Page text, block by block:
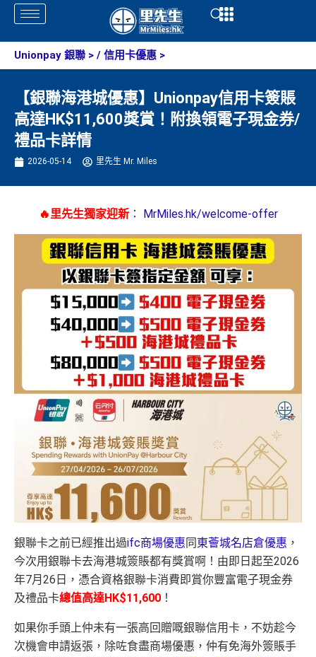
Skip
content
Open
Unionpay 銀聯 > / 信用卡優惠 >
【銀聯海港城優惠】Unionpay信用卡簽賬
高達HK$11,600獎賞！附換領電子現金券/
禮品卡詳情
2026-05-14 里先生 Mr. Miles
🔥里先生獨家迎新： MrMiles.hk/welcome-offer
銀聯卡之前已經推出過ifc商場優惠 同 東薈城名店倉優惠 ，
今次用銀聯卡去海港城簽賬都有獎賞啊！由即日起至2026
年7月26日，憑合資格銀聯卡消費即賞你豐富電子現金券
及禮品卡總值高達HK$11,600 ！
如果你手頭上仲未有一張高回贈嘅銀聯信用卡，不妨趁今
次機會申請返張，除咗食盡商場優惠，仲有免海外簽賬手